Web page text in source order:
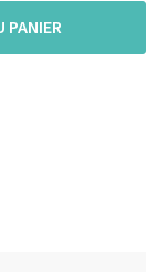
PANIER